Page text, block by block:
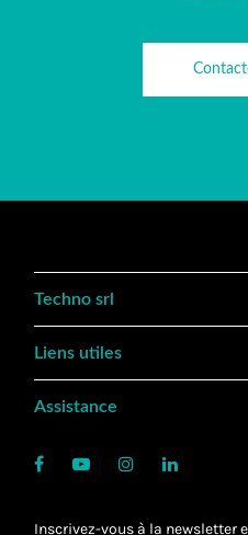
Techno srl
Liens utiles
Assistance
Inscrivez-vous à la newsletter